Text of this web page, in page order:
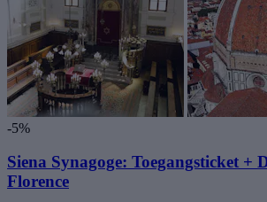
-5%
Siena Synagoge: Toegangsticket +
Florence